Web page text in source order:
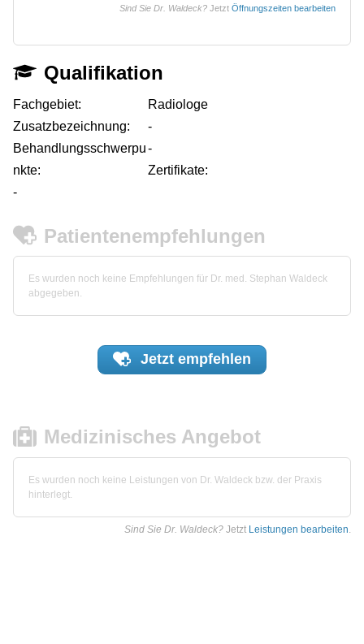
Sind Sie Dr. Waldeck? Jetzt Öffnungszeiten bearbeiten
Qualifikation
Fachgebiet:
Radiologe
Zusatzbezeichnung:
-
Behandlungsschwerpu
nkte:
-
Zertifikate:
-
Patientenempfehlungen
Es wurden noch keine Empfehlungen für Dr. med. Stephan Waldeck
abgegeben.
Jetzt empfehlen
Medizinisches Angebot
Es wurden noch keine Leistungen von Dr. Waldeck bzw. der Praxis
hinterlegt.
Sind Sie Dr. Waldeck? Jetzt Leistungen bearbeiten.